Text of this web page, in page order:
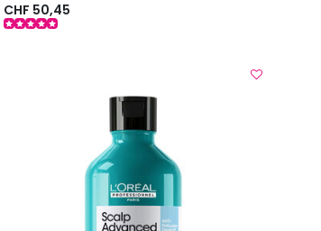
CHF 50,45